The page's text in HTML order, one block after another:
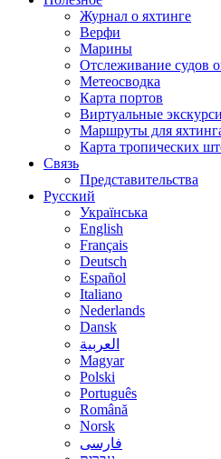
Журнал о яхтинге
Верфи
Марины
Отслеживание судов
Метеосводка
Карта портов
Виртуальные
Маршруты для
Карта тропических
Связь
Представительства
Русский
Українська
English
Français
Deutsch
Español
Italiano
Nederlands
Dansk
العربية
Magyar
Polski
Português
Română
Norsk
فارسی